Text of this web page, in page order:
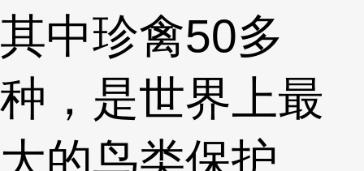
其中珍禽50多
种，是世界上最
大的鸟类保护